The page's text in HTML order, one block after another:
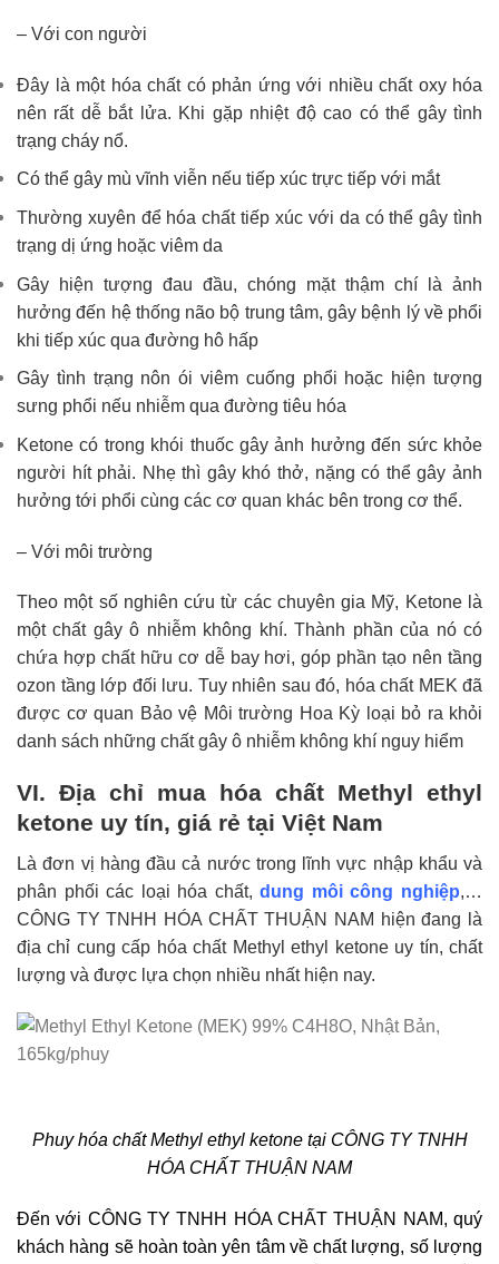
– Với con người
Đây là một hóa chất có phản ứng với nhiều chất oxy hóa
nên rất dễ bắt lửa. Khi gặp nhiệt độ cao có thể gây tình
trạng cháy nổ.
Có thể gây mù vĩnh viễn nếu tiếp xúc trực tiếp với mắt
Thường xuyên để hóa chất tiếp xúc với da có thể gây tình
trạng dị ứng hoặc viêm da
Gây hiện tượng đau đầu, chóng mặt thậm chí là ảnh
hưởng đến hệ thống não bộ trung tâm, gây bệnh lý về phổi
khi tiếp xúc qua đường hô hấp
Gây tình trạng nôn ói viêm cuống phổi hoặc hiện tượng
sưng phổi nếu nhiễm qua đường tiêu hóa
Ketone có trong khói thuốc gây ảnh hưởng đến sức khỏe
người hít phải. Nhẹ thì gây khó thở, nặng có thể gây ảnh
hưởng tới phổi cùng các cơ quan khác bên trong cơ thể.
– Với môi trường
Theo một số nghiên cứu từ các chuyên gia Mỹ, Ketone là
một chất gây ô nhiễm không khí. Thành phần của nó có
chứa hợp chất hữu cơ dễ bay hơi, góp phần tạo nên tầng
ozon tầng lớp đối lưu. Tuy nhiên sau đó, hóa chất MEK đã
được cơ quan Bảo vệ Môi trường Hoa Kỳ loại bỏ ra khỏi
danh sách những chất gây ô nhiễm không khí nguy hiểm
VI. Địa chỉ mua hóa chất Methyl ethyl
ketone uy tín, giá rẻ tại Việt Nam
Là đơn vị hàng đầu cả nước trong lĩnh vực nhập khẩu và
phân phối các loại hóa chất,dung môi công nghiệp,…
CÔNG TY TNHH HÓA CHẤT THUẬN NAM hiện đang là
địa chỉ cung cấp hóa chất Methyl ethyl ketone uy tín, chất
lượng và được lựa chọn nhiều nhất hiện nay.
Phuy hóa chất Methyl ethyl ketone tại CÔNG TY TNHH
HÓA CHẤT THUẬN NAM
Đến với CÔNG TY TNHH HÓA CHẤT THUẬN NAM, quý
khách hàng sẽ hoàn toàn yên tâm về chất lượng, số lượng